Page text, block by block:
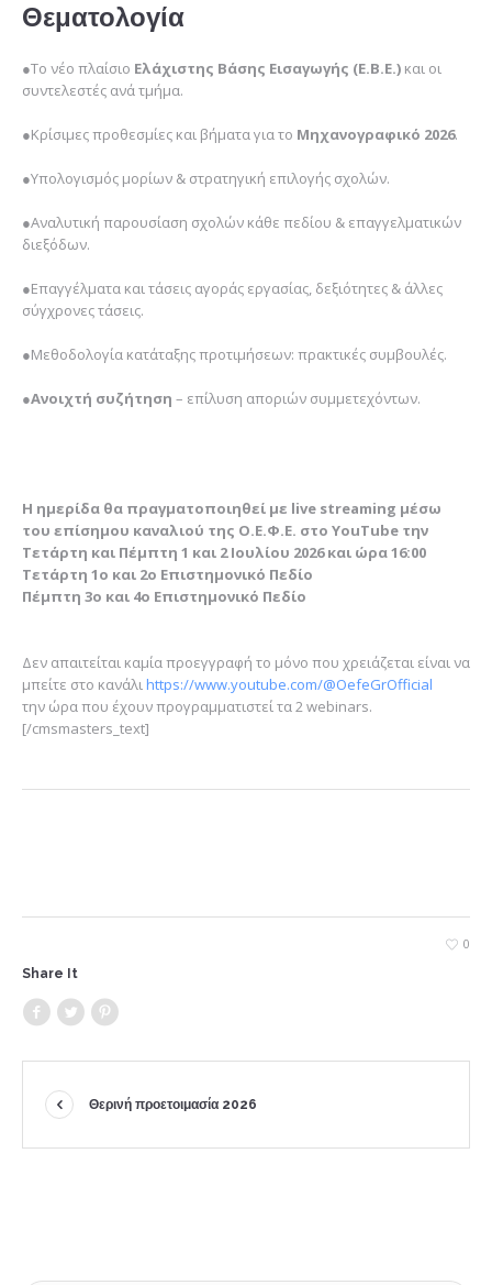
Θεματολογία
●Το νέο πλαίσιο Ελάχιστης Βάσης Εισαγωγής (Ε.Β.Ε.) και οι
συντελεστές ανά τμήμα.
●Κρίσιμες προθεσμίες και βήματα για το Μηχανογραφικό 2026.
●Υπολογισμός μορίων & στρατηγική επιλογής σχολών.
●Αναλυτική παρουσίαση σχολών κάθε πεδίου & επαγγελματικών
διεξόδων.
●Επαγγέλματα και τάσεις αγοράς εργασίας, δεξιότητες & άλλες
σύγχρονες τάσεις.
●Μεθοδολογία κατάταξης προτιμήσεων: πρακτικές συμβουλές.
●Ανοιχτή συζήτηση – επίλυση αποριών συμμετεχόντων.
Η ημερίδα θα πραγματοποιηθεί με live streaming μέσω
του επίσημου καναλιού της Ο.Ε.Φ.Ε. στο YouTube την
Τετάρτη και Πέμπτη 1 και 2 Ιουλίου 2026 και ώρα 16:00
Τετάρτη 1ο και 2ο Επιστημονικό Πεδίο
Πέμπτη 3ο και 4ο Επιστημονικό Πεδίο
Δεν απαιτείται καμία προεγγραφή το μόνo που χρειάζεται είναι να
μπείτε στο κανάλιhttps://www.youtube.com/@OefeGrOfficial
την ώρα που έχουν προγραμματιστεί τα 2 webinars.
[/cmsmasters_text]
0
Share It
Θερινή προετοιμασία 2026